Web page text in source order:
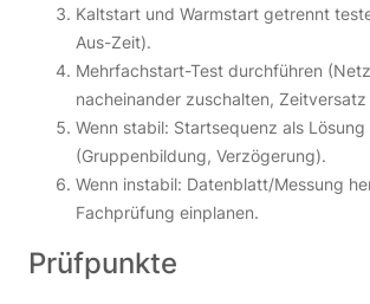
Kaltstart und Warmstart getrennt
Aus-Zeit).
Mehrfachstart-Test durchführen
nacheinander zuschalten,
Wenn stabil: Startsequenz als
(Gruppenbildung, Verzögerung).
Wenn instabil: Datenblatt/Messung
Fachprüfung einplanen.
Prüfpunkte